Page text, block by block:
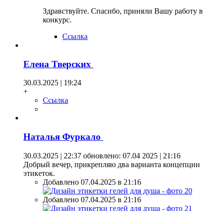
Здравствуйте. Спасибо, приняли Вашу работу в
конкурс.
Ссылка
Елена Тверских
30.03.2025 | 19:24
+
Ссылка
Наталья Фуркало
30.03.2025 | 22:37 обновлено: 07.04 2025 | 21:16
Добрый вечер, прикрепляю два варианта концепции
этикеток.
Добавлено 07.04.2025 в 21:16
Добавлено 07.04.2025 в 21:16